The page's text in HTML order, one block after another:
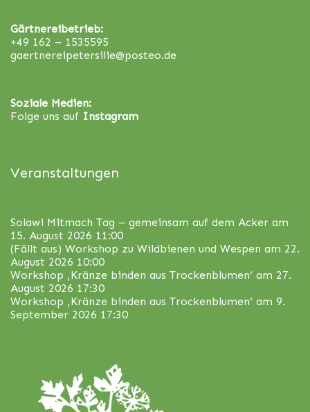
Gärtnereibetrieb:
+49 162 – 1535595
gaertnereipetersilie@posteo.de
Soziale Medien:
Folge uns auf Instagram
Veranstaltungen
Solawi Mitmach Tag – gemeinsam auf dem Acker am
15. August 2026 11:00
(Fällt aus) Workshop zu Wildbienen und Wespen am 22.
August 2026 10:00
Workshop ‚Kränze binden aus Trockenblumen‘ am 27.
August 2026 17:30
Workshop ‚Kränze binden aus Trockenblumen‘ am 9.
September 2026 17:30